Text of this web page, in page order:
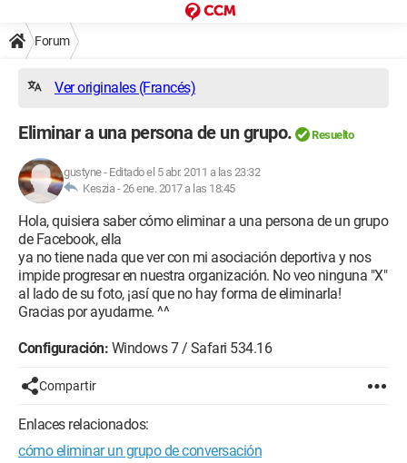
Forum
Ver originales (Francés)
Eliminar a una persona de un grupo. Resuelto
gustyne- Editado el 5 abr. 2011 a las 23:32
Keszia -26 ene. 2017 a las 18:45
Hola, quisiera saber cómo eliminar a una persona de un grupo
de Facebook, ella
ya no tiene nada que ver con mi asociación deportiva y nos
impide progresar en nuestra organización. No veo ninguna "X"
al lado de su foto, ¡así que no hay forma de eliminarla!
Gracias por ayudarme. ^^
Configuración: Windows 7 / Safari 534.16
Compartir
Enlaces relacionados:
cómo eliminar un grupo de conversación